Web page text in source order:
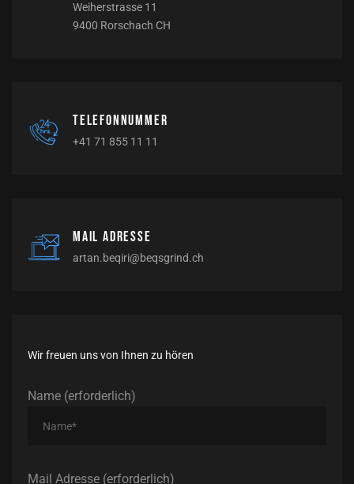
Weiherstrasse 11
9400 Rorschach CH
Telefonnummer
+41 71 855 11 11
Mail Adresse
artan.beqiri@beqsgrind.ch
Wir freuen uns von Ihnen zu hören
Name (erforderlich)
Mail Adresse (erforderlich)